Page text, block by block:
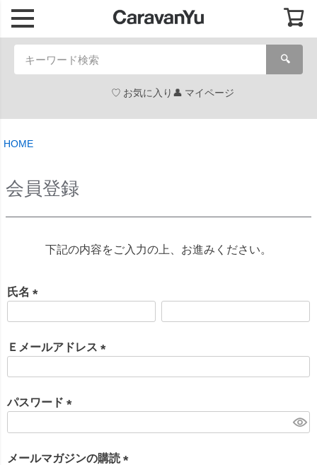
🔍
お気に入り マイページ
HOME
会員登録
下記の内容をご入力の上、お進みください。
氏名
須
Ｅメールアドレス
パスワード
須
メールマガジンの購読